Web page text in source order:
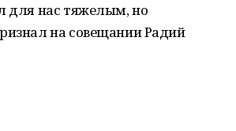
для нас тяжелым, но
на совещании Радий